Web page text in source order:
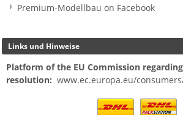
Premium-Modellbau on Facebook
Links und Hinweise
Platform of the EU Commission
resolution: www.ec.europa.eu/